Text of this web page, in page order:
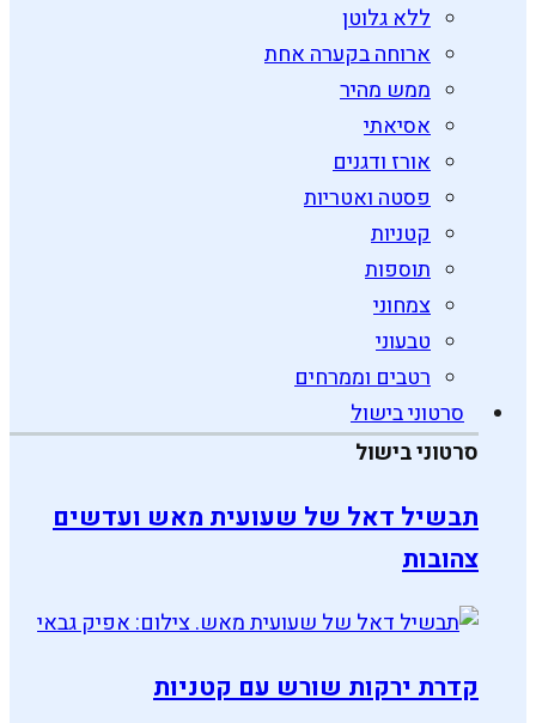
ללא גלוטן
ארוחה בקערה אחת
ממש מהיר
אסיאתי
אורז ודגנים
פסטה ואטריות
קטניות
תוספות
צמחוני
טבעוני
רטבים וממרחים
סרטוני בישול
סרטוני בישול
תבשיל דאל של שעועית מאש ועדשים
צהובות
קדרת ירקות שורש עם קטניות